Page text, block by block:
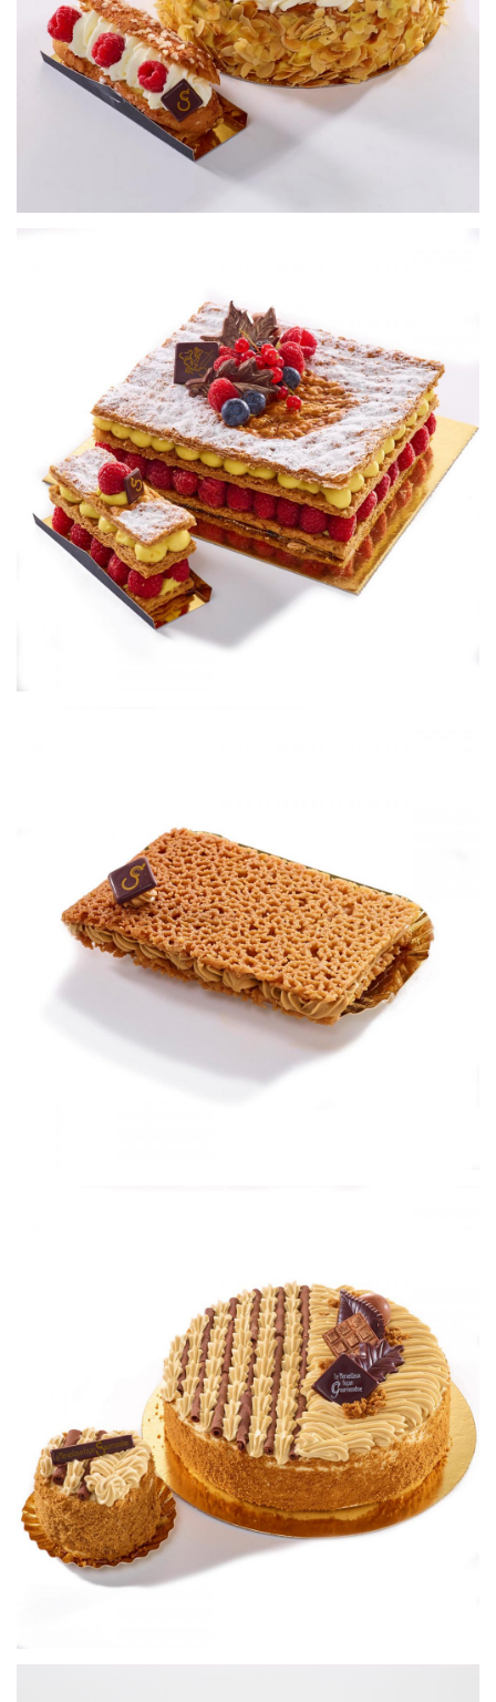
Millefeuille framboise
Petits gâteaux
tartine russe
Petits gâteaux
Merveilleux spéculoos
Petits gâteaux